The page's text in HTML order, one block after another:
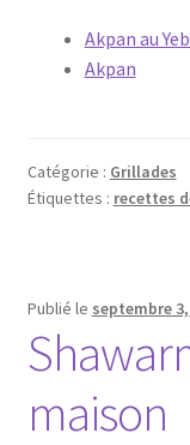
Akpan au
Akpan
Catégorie : Grillades
Étiquettes : recettes
Publié le septembre 3,
maison